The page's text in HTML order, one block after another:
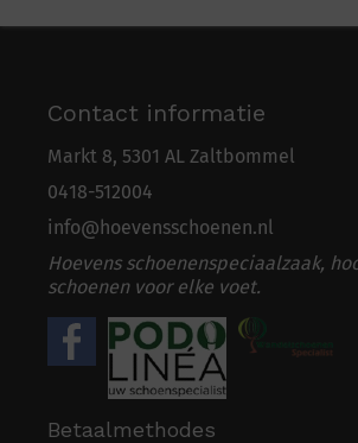
Contact informatie
Markt 8, 5301 AL Zaltbommel
0418-512004
info@hoevensschoenen.nl
Hoevens schoenenspeciaalzaak,
schoenen voor elke voet.
Betaalmethodes